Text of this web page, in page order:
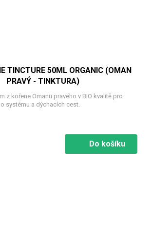
TINCTURE 50ML ORGANIC (OMAN
PRAVÝ - TINKTURA)
z kořene Omanu pravého v BIO kvalitě pro
systému a dýchacích cest.
Do košíku